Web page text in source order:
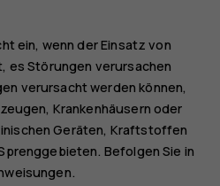
ein, wenn der Einsatz von
es Störungen verursachen
verursacht werden können,
Krankenhäusern oder
Geräten, Kraftstoffen
Befolgen Sie in